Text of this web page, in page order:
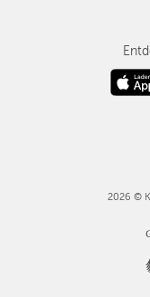
2026 ©